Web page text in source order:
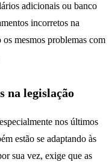
adicionais ou banco
incorretos na
mesmos problemas com
na legislação
nos últimos
estão se adaptando às
sua vez, exige que as